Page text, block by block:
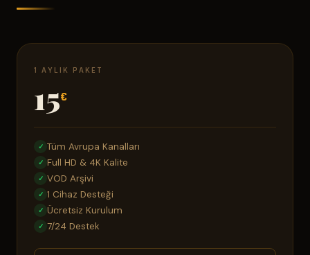
1 AYLIK PAKET
15€
✓ Tüm Avrupa Kanalları
✓ Full HD & 4K Kalite
✓ VOD Arşivi
✓ 1 Cihaz Desteği
✓ Ücretsiz Kurulum
✓ 7/24 Destek